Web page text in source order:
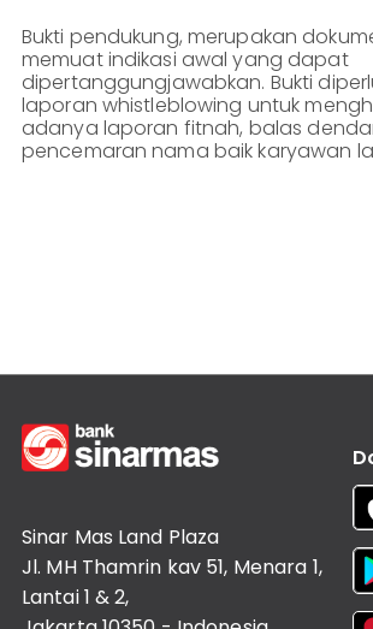
SimobiPlus
Promosi
Lainnya
Layanan
Informasi
Nasabah
Hubungan
EN
Bukti pendukung, merupakan
memuat indikasi awal yang dapat
dipertanggungjawabkan. Bukti
laporan whistleblowing untuk
adanya laporan fitnah, balas
pencemaran nama baik karyawan
Sinar Mas Land Plaza
Jl. MH Thamrin kav 51, Menara 1,
Lantai 1 & 2,